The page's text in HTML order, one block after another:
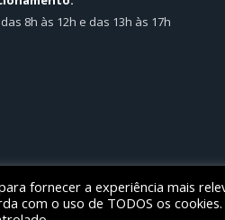
8h às 12h e das 13h às 17h
Sinpofesc – Sindicato dos Policiais
fornecer a experiência mais
com o uso de TODOS os